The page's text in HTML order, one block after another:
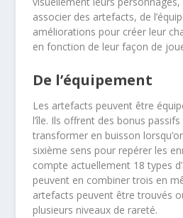
associer des artefacts, de
améliorations pour créer leur
en fonction de leur façon de
De l’équipement
Les artefacts peuvent être
l’île. Ils offrent des bonus
transformer en buisson
sixième sens pour repérer les
compte actuellement 18 types
peuvent en combiner trois en
artefacts peuvent être trouvés
plusieurs niveaux de rareté.